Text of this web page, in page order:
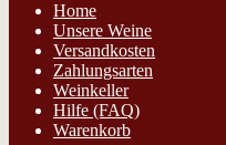
Home
Unsere Weine
Versandkosten
Zahlungsarten
Weinkeller
Hilfe (FAQ)
Warenkorb